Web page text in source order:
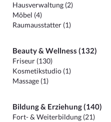
Hausverwaltung (2)
Möbel (4)
Raumausstatter (1)
Beauty & Wellness (132)
Friseur (130)
Kosmetikstudio (1)
Massage (1)
Bildung & Erziehung (140)
Fort- & Weiterbildung (21)